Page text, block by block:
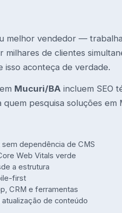
melhor vendedor —
de clientes
isso aconteça de verdade.
Mucuri/BA incluem SEO
pesquisa soluções em
dependência de CMS
Web Vitals verde
a estrutura
first
CRM e ferramentas
de conteúdo